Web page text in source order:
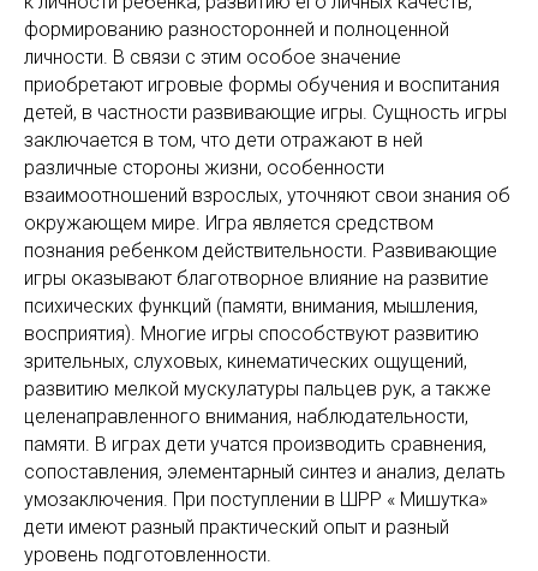
формированию разносторонней и полноценной
личности. В связи с этим особое значение
приобретают игровые формы обучения и воспитания
детей, в частности развивающие игры. Сущность игры
заключается в том, что дети отражают в ней
различные стороны жизни, особенности
взаимоотношений взрослых, уточняют свои знания об
окружающем мире. Игра является средством
познания ребенком действительности. Развивающие
игры оказывают благотворное влияние на развитие
психических функций (памяти, внимания, мышления,
восприятия). Многие игры способствуют развитию
зрительных, слуховых, кинематических ощущений,
развитию мелкой мускулатуры пальцев рук, а также
целенаправленного внимания, наблюдательности,
памяти. В играх дети учатся производить сравнения,
сопоставления, элементарный синтез и анализ, делать
умозаключения. При поступлении в ШРР « Мишутка»
дети имеют разный практический опыт и разный
уровень подготовленности.